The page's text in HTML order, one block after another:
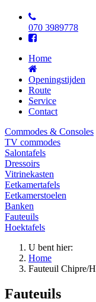
070 3989778
Home
Openingstijden
Route
Service
Contact
Commodes & Consoles
TV commodes
Salontafels
Dressoirs
Vitrinekasten
Eetkamertafels
Eetkamerstoelen
Banken
Fauteuils
Hoektafels
U bent hier:
Home
Fauteuil Chipre/H
Fauteuils